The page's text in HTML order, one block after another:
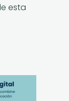
esta